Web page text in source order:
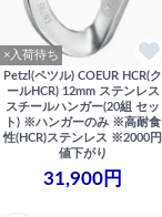
×入荷待ち
Petzl(ペツル) COEUR HCR(ク
ールHCR) 12mm ステンレス
スチールハンガー(20組 セッ
ト) ※ハンガーのみ ※高耐食
性(HCR)ステンレス ※2000円
値下がり
31,900円